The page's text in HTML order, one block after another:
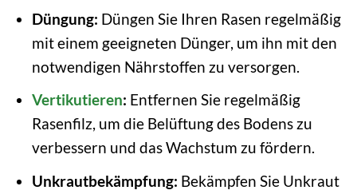
Düngung: Düngen Sie Ihren Rasen regelmäßig
mit einem geeigneten Dünger, um ihn mit den
notwendigen Nährstoffen zu versorgen.
Vertikutieren: Entfernen Sie regelmäßig
Rasenfilz, um die Belüftung des Bodens zu
verbessern und das Wachstum zu fördern.
Unkrautbekämpfung: Bekämpfen Sie Unkraut